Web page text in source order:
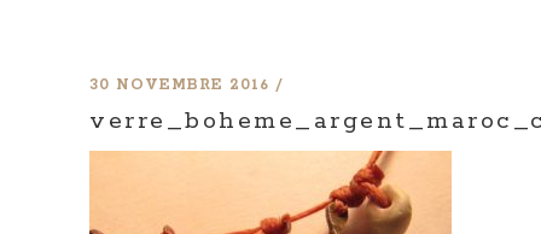
30 NOVEMBRE 2016